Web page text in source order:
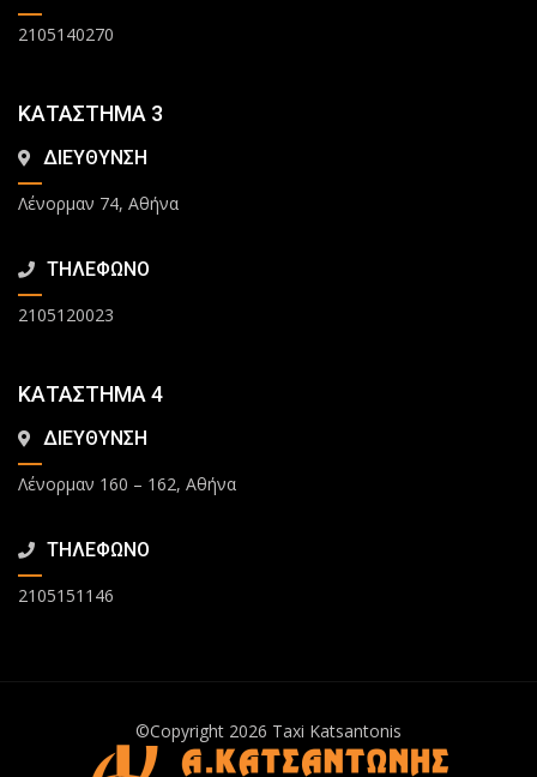
2105140270
ΚΑΤΑΣΤΗΜΑ 3
ΔΙΕΥΘΥΝΣΗ
Λένορμαν 74, Αθήνα
ΤΗΛΕΦΩΝΟ
2105120023
ΚΑΤΑΣΤΗΜΑ 4
ΔΙΕΥΘΥΝΣΗ
Λένορμαν 160 – 162, Αθήνα
ΤΗΛΕΦΩΝΟ
2105151146
©Copyright 2026 Taxi Katsantonis